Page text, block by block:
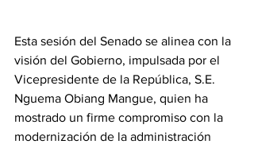
Esta sesión del Senado se alinea con la
visión del Gobierno, impulsada por el
Vicepresidente de la República, S.E.
Nguema Obiang Mangue, quien ha
mostrado un firme compromiso con la
modernización de la administración